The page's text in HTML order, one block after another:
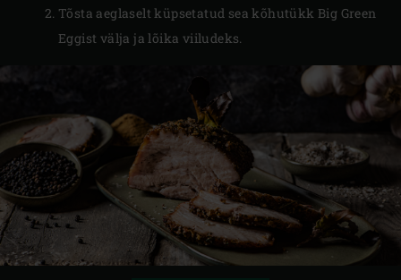
Tõsta aeglaselt küpsetatud sea kõhutükk Big Green
Eggist välja ja lõika viiludeks.